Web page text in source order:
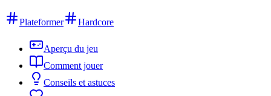
Plateformer Hardcore
Aperçu du jeu
Comment jouer
Conseils et astuces